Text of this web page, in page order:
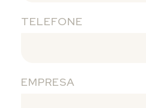
TELEFONE
EMPRESA